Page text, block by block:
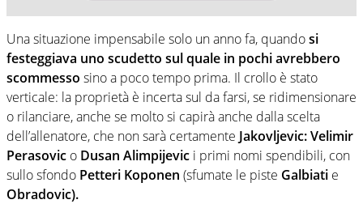
Una situazione impensabile solo un anno fa, quandosi
festeggiava uno scudetto sul quale in pochi avrebbero
scommesso sino a poco tempo prima. Il crollo è stato
verticale: la proprietà è incerta sul da farsi, se ridimensionare
o rilanciare, anche se molto si capirà anche dalla scelta
dell’allenatore, che non sarà certamente Jakovljevic: Velimir
Perasovic o Dusan Alimpijevic i primi nomi spendibili, con
sullo sfondo Petteri Koponen (sfumate le piste Galbiati e
Obradovic).